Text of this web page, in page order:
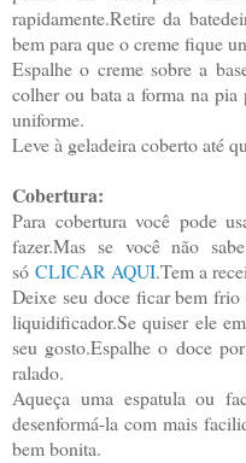
rapidamente.Retire da
bem para que o creme fique
Espalhe o creme sobre a
colher ou bata a forma na
uniforme.
Leve à geladeira coberto até
Cobertura:
Para cobertura você pode
fazer.Mas se você não
só CLICAR AQUI.Tem a
Deixe seu doce ficar bem
liquidificador.Se quiser ele
seu gosto.Espalhe o doce
ralado.
Aqueça uma espatula ou
desenformá-la com mais
bem bonita.